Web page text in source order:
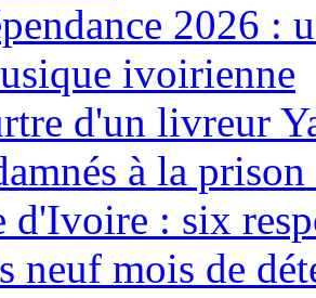
2026 :
ivoirienne
d'un livreur
à la
d'Ivoire : six
neuf mois de